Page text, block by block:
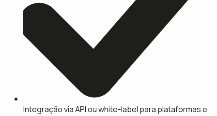
Integração via API ou white-label para plataformas e